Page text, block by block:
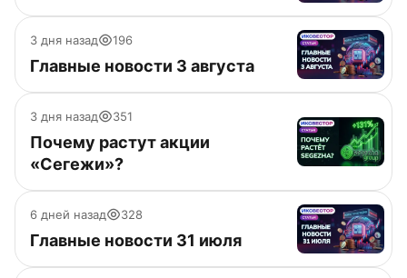
3 дня назад 196
Главные новости 3 августа
3 дня назад 351
Почему растут акции
«Сегежи»?
6 дней назад 328
Главные новости 31 июля